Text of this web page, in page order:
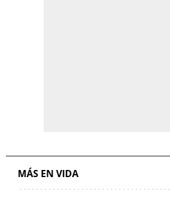
MÁS EN VIDA